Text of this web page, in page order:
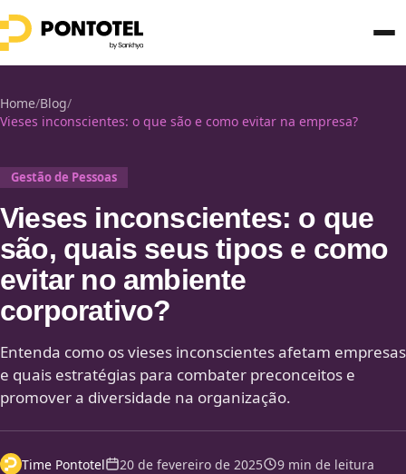
Home/Blog/
Vieses inconscientes: o que são e como evitar na empresa?
Gestão de Pessoas
Vieses inconscientes: o que
são, quais seus tipos e como
evitar no ambiente
corporativo?
Entenda como os vieses inconscientes afetam empresas
e quais estratégias para combater preconceitos e
promover a diversidade na organização.
Time Pontotel 20 de fevereiro de 2025 9 min de leitura